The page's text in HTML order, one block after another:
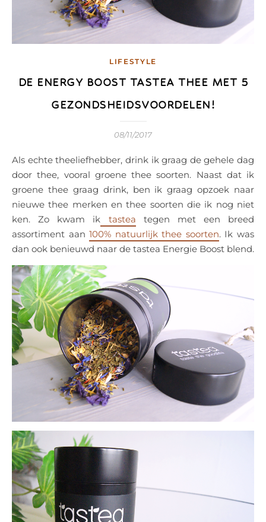
LIFESTYLE
DE ENERGY BOOST TASTEA THEE MET 5
GEZONDSHEIDSVOORDELEN!
08/11/2017
Als echte theeliefhebber, drink ik graag de gehele dag
door thee, vooral groene thee soorten. Naast dat ik
groene thee graag drink, ben ik graag opzoek naar
nieuwe thee merken en thee soorten die ik nog niet
ken. Zo kwam ik tastea tegen met een breed
assortiment aan100% natuurlijk thee soorten. Ik was
dan ook benieuwd naar de tastea Energie Boost blend.